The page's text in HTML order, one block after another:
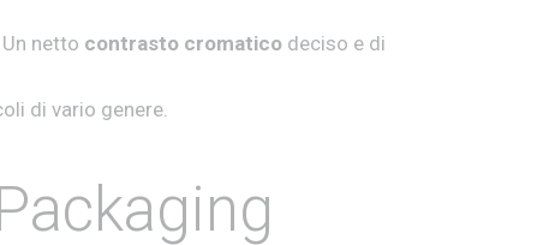
netto contrasto cromatico deciso e di
di vario genere.